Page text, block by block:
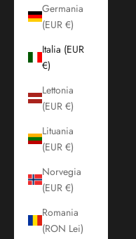
Germania
(EUR €)
Italia (EUR
€)
Lettonia
(EUR €)
Lituania
(EUR €)
Norvegia
(EUR €)
Romania
(RON Lei)